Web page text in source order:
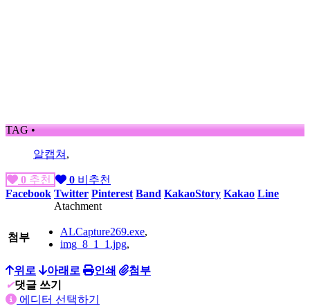
TAG •
알캡쳐 ,
0 추천 0 비추천
Facebook Twitter Pinterest Band KakaoStory Kakao Line
Atachment
첨부 ALCapture269.exe,
img_8_1_1.jpg,
위로 아래로 인쇄
첨부
✔댓글 쓰기
에디터 선택하기